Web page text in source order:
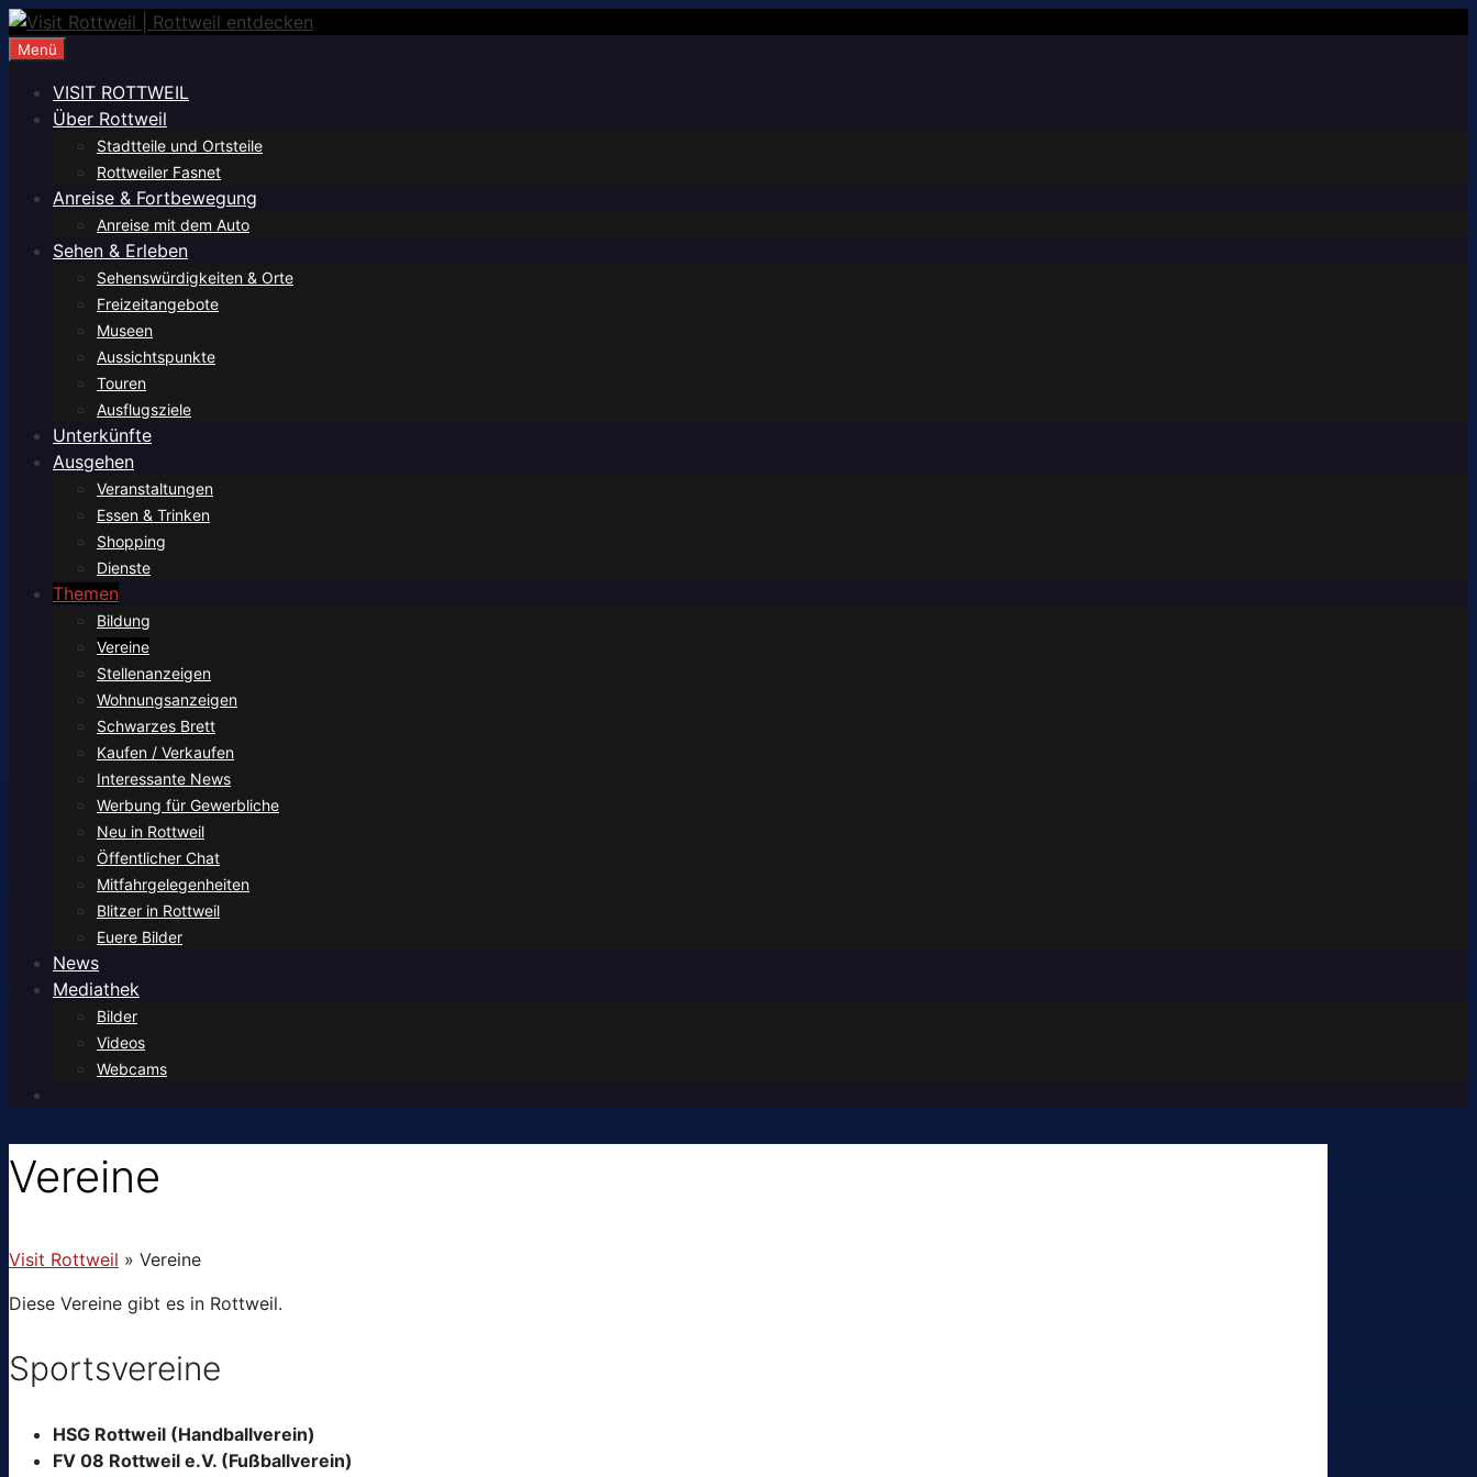
Zum
Inhalt
Menü
VISIT ROTTWEIL
Über Rottweil
Stadtteile und Ortsteile
Rottweiler Fasnet
Anreise & Fortbewegung
Anreise mit dem Auto
Sehen & Erleben
Sehenswürdigkeiten & Orte
Freizeitangebote
Museen
Aussichtspunkte
Touren
Ausflugsziele
Unterkünfte
Ausgehen
Veranstaltungen
Essen & Trinken
Shopping
Dienste
Themen
Bildung
Vereine
Stellenanzeigen
Wohnungsanzeigen
Schwarzes Brett
Kaufen / Verkaufen
Interessante News
Werbung für Gewerbliche
Neu in Rottweil
Öffentlicher Chat
Mitfahrgelegenheiten
Blitzer in Rottweil
Euere Bilder
News
Mediathek
Bilder
Videos
Webcams
Vereine
Visit Rottweil » Vereine
Diese Vereine gibt es in Rottweil.
Sportsvereine
HSG Rottweil (Handballverein)
FV 08 Rottweil e.V. (Fußballverein)